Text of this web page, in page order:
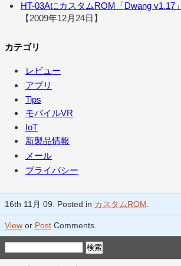
HT-03AにカスタムROM「Dwang v1.17
【2009年12月24日】
カテゴリ
レビュー
アプリ
Tips
モバイルVR
IoT
新製品情報
メール
プライバシー
16th 11月 09. Posted in カスタムROM
View or Post Comments.